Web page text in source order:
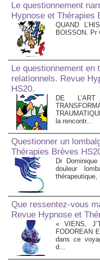
Le questionnement
Hypnose et Thérapies
QUAND
BOISSON. Pr
Le questionnement en
relationnels. Revue
HS20.
DE
la rencontr...
Questionner un
Thérapies Brèves
Dr
douleur
Que ressentez-vous
Revue Hypnose et
« VIENS,
FODOREAN
dans ce
d...